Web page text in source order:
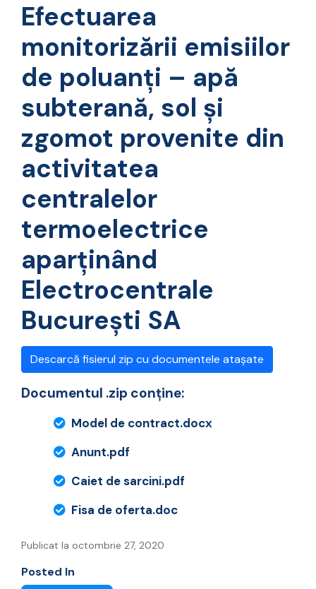
Efectuarea
monitorizării emisiilor
de poluanţi – apă
subterană, sol şi
zgomot provenite din
activitatea
centralelor
termoelectrice
aparţinând
Electrocentrale
Bucureşti SA
Descarcă fisierul zip cu documentele atașate
Documentul .zip conține:
Model de contract.docx
Anunt.pdf
Caiet de sarcini.pdf
Fisa de oferta.doc
Publicat la octombrie 27, 2020
Posted In